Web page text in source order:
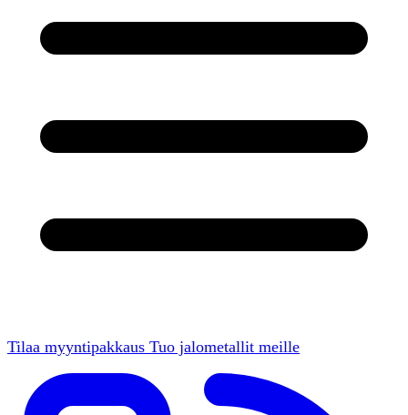
Tilaa myyntipakkaus Tuo jalometallit meille